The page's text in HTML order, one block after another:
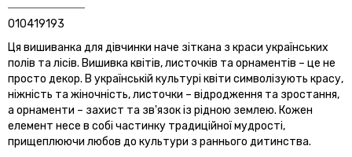
010419193
Ця вишиванка для дівчинки наче зіткана з краси українських
полів та лісів. Вишивка квітів, листочків та орнаментів – це не
просто декор. В українській культурі квіти символізують красу,
ніжність та жіночність, листочки – відродження та зростання,
а орнаменти – захист та зв'язок із рідною землею. Кожен
елемент несе в собі частинку традиційної мудрості,
прищеплюючи любов до культури з раннього дитинства.